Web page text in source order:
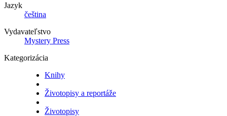
Jazyk
čeština
Vydavateľstvo
Mystery Press
Kategorizácia
Knihy
Životopisy a reportáže
Životopisy